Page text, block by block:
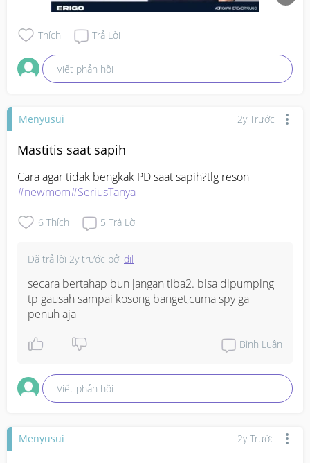
Thích Trả Lời
Viết phản hồi
Menyusui 2y Trước
Mastitis saat sapih
#newmom#SeriusTanya
6 Thích 5 Trả Lời
Đã trả lời 2y trước bởi dil
secara bertahap bun jangan tiba2. bisa dipumping
tp gausah sampai kosong banget,cuma spy ga
penuh aja
Bình Luận
Viết phản hồi
Menyusui 2y Trước